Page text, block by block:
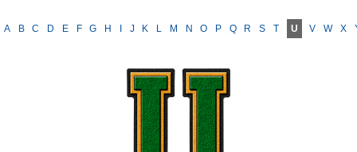
A B C D E F G H J K L M N O P Q R S T U V W X